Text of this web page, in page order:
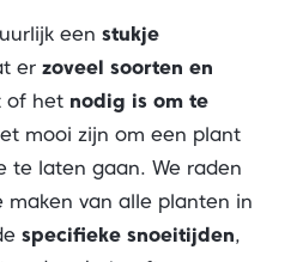
een stukje
er zoveel soorten en
of het nodig is om te
mooi zijn om een plant
te laten gaan. We raden
van alle planten in
specifieke snoeitijden,